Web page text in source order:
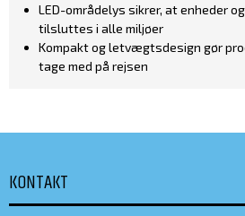
LED-områdelys sikrer, at enheder
tilsluttes i alle miljøer
Kompakt og letvægtsdesign gør
tage med på rejsen
KONTAKT